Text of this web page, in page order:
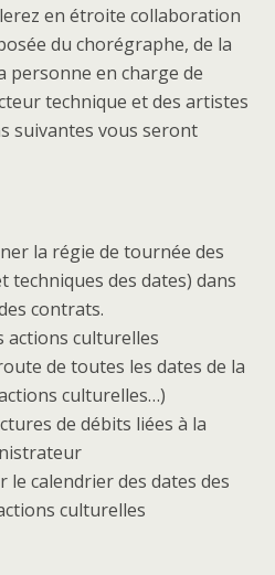
en étroite collaboration
du chorégraphe, de la
personne en charge de
technique et des artistes
suivantes vous seront
la régie de tournée des
techniques des dates) dans
contrats.
actions culturelles
de toutes les dates de la
culturelles…)
de débits liées à la
calendrier des dates des
culturelles